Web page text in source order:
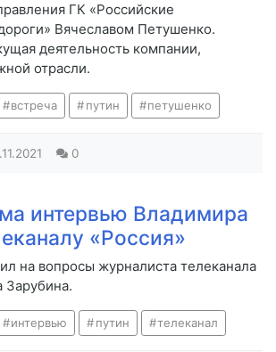
ГК «Российские
Вячеславом Петушенко.
деятельность компании,
отрасли.
встреча путин петушенко
0
интервью Владимира
«Россия»
на вопросы журналиста телеканала
Зарубина.
интервью путин телеканал